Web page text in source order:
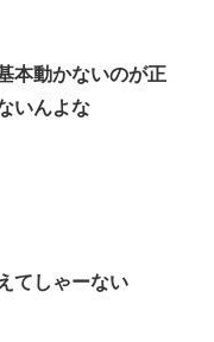
本動かないのが正
いんよな
てしゃーない